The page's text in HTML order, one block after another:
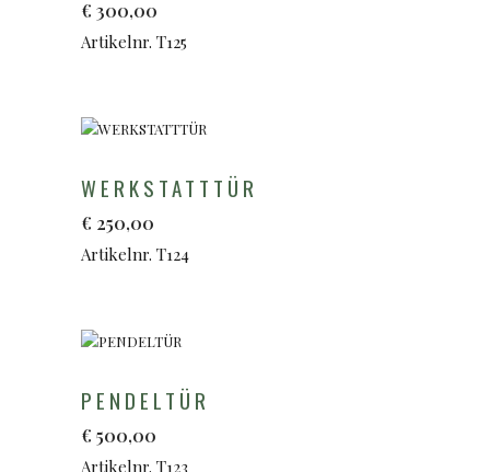
€ 300,00
Artikelnr. T125
WERKSTATTTÜR
€ 250,00
Artikelnr. T124
PENDELTÜR
€ 500,00
Artikelnr. T123